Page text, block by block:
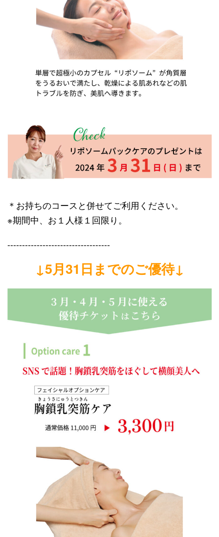
＊お持ちのコースと併せてご利用ください。
※期間中、お１人様１回限り。
-----------------------------------
↓5月31日までのご優待↓